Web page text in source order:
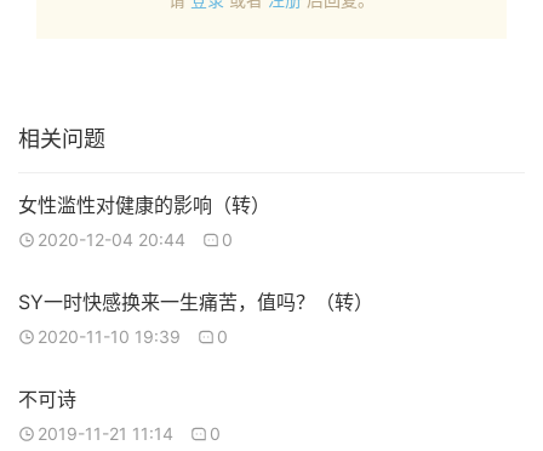
相关问题
女性滥性对健康的影响（转）
2020-12-04 20:44 0
SY一时快感换来一生痛苦，值吗？（转）
2020-11-10 19:39 0
不可诗
2019-11-21 11:14 0